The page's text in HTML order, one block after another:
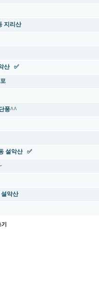
지리산
산 ✅
풍^^
설악산 ✅
악산